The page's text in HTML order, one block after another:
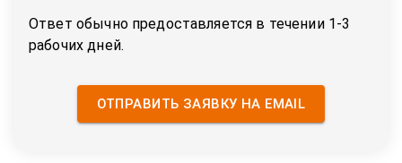
Ответ обычно предоставляется в течении 1-3
рабочих дней.
ОТПРАВИТЬ ЗАЯВКУ НА EMAIL